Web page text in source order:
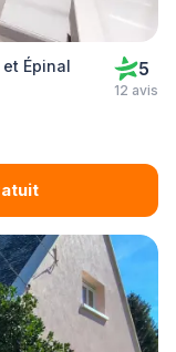
Épinal 5
12 avis